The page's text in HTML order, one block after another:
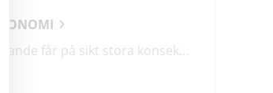
Lågt barnafödande får på sikt stora konsekvenser